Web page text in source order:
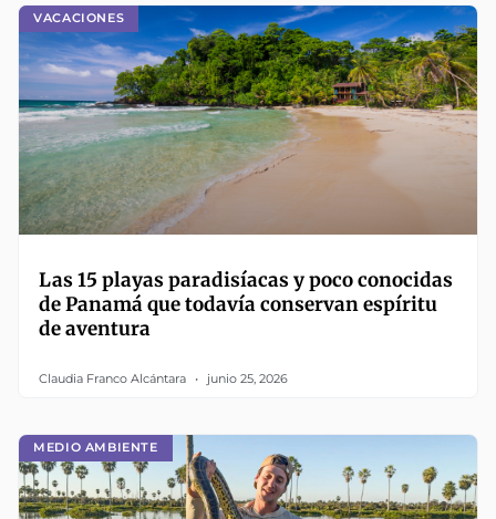
VACACIONES
Las 15 playas paradisíacas y poco conocidas
de Panamá que todavía conservan espíritu
de aventura
Claudia Franco Alcántara junio 25, 2026
MEDIO AMBIENTE